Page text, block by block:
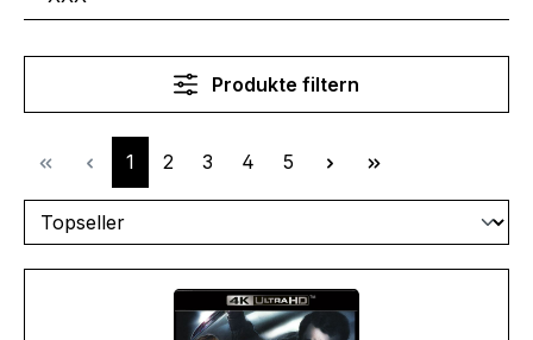
Produkte filtern
Seite
1 Seite
2 Seite
3 Seite
4 Seite
5